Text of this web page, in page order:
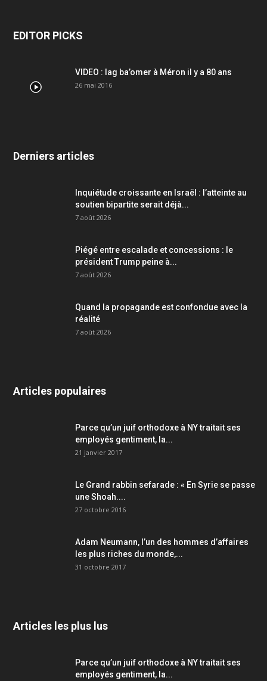
EDITOR PICKS
VIDEO : lag ba’omer à Méron il y a 80 ans
26 mai 2016
Derniers articles
Inquiétude croissante en Israël : l’atteinte au
soutien bipartite serait déjà...
7 août 2026
Piégé entre escalade et concessions : le
président Trump peine à...
7 août 2026
Quand la propagande est confondue avec la
réalité
7 août 2026
Articles populaires
Parce qu’un juif orthodoxe à NY traitait ses
employés gentiment, la...
21 janvier 2017
Le Grand rabbin sefarade : « En Syrie se passe
une Shoah....
27 octobre 2016
Adam Neumann, l’un des hommes d’affaires
les plus riches du monde,...
31 octobre 2017
Articles les plus lus
Parce qu’un juif orthodoxe à NY traitait ses
employés gentiment, la...